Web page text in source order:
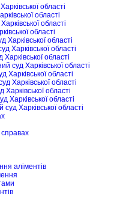
області
області
області
області
Харківської області
Харківської області
області
суд Харківської області
Харківської області
Харківської області
області
Харківської області
Харківської області
аліментів